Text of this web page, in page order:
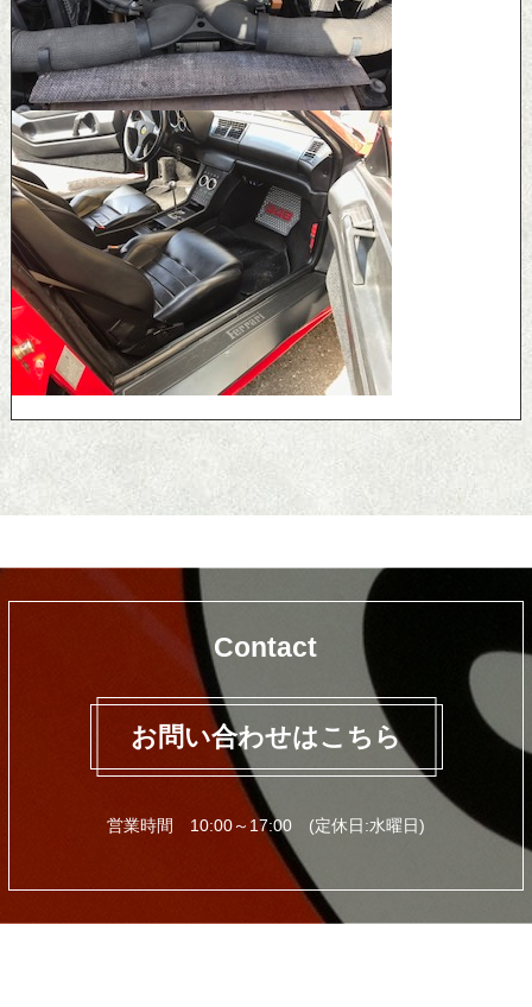
Contact
お問い合わせはこちら
営業時間 10:00～17:00 (定休日:水曜日)